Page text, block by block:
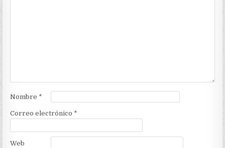
Nombre *
Correo electrónico *
Web